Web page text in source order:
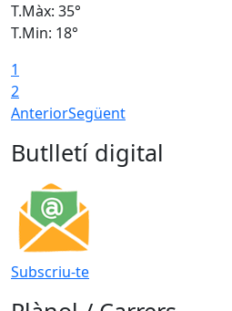
T.Màx: 35°
T.Min: 18°
1
2
AnteriorSegüent
Butlletí digital
Subscriu-te